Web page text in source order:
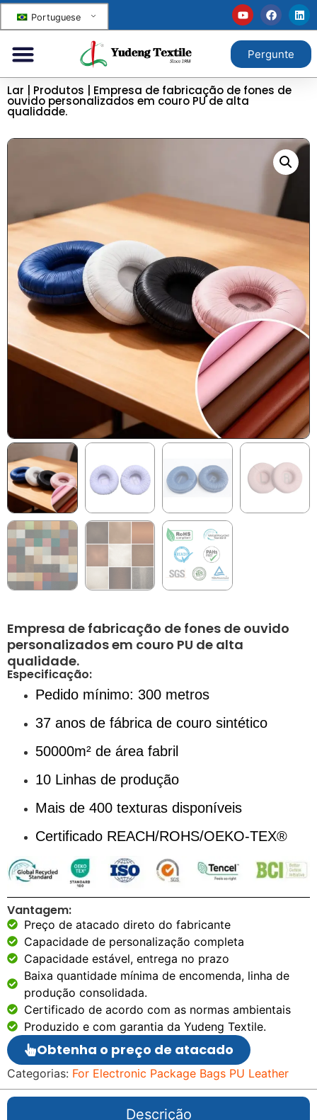
Portuguese
Pergunte
Lar Produtos Empresa de fabricação de fones de
ouvido personalizados em couro PU de alta
qualidade.
Empresa de fabricação de fones de ouvido
personalizados em couro PU de alta
qualidade.
Especificação:
Pedido mínimo: 300 metros
37 anos de fábrica de couro sintético
50000m² de área fabril
10 Linhas de produção
Mais de 400 texturas disponíveis
Certificado REACH/ROHS/OEKO-TEX®
Vantagem:
Preço de atacado direto do fabricante
Capacidade de personalização completa
Capacidade estável, entrega no prazo
Baixa quantidade mínima de encomenda, linha de
produção consolidada.
Certificado de acordo com as normas ambientais
Produzido e com garantia da Yudeng Textile.
Obtenha o preço de atacado
Categorias: For Electronic Package Bags PU Leather
Descrição